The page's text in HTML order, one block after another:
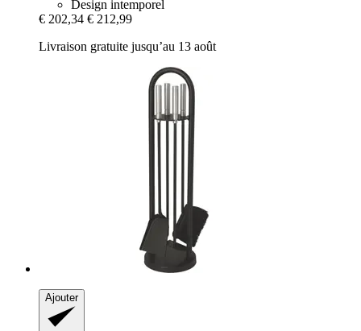
Design intemporel
€ 202,34 € 212,99
Livraison gratuite jusqu’au 13 août
Ajouter